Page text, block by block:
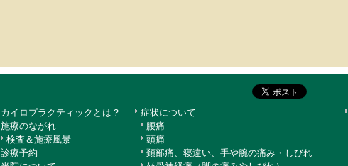
カイロプラクティックとは？
施療のながれ
検査＆施療風景
診療予約
症状について
腰痛
頭痛
頚部痛、寝違い、手や腕の痛み・しびれ